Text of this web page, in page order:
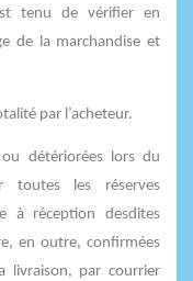
est tenu de vérifier en
de la marchandise et
par l’acheteur.
détériorées lors du
toutes les réserves
à réception desdites
en outre, confirmées
livraison, par courrier